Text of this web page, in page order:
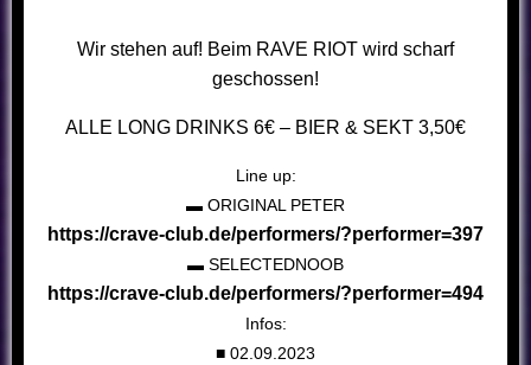
Wir stehen auf! Beim RAVE RIOT wird scharf
geschossen!
ALLE LONG DRINKS 6€ – BIER & SEKT 3,50€
Line up:
▬ ORIGINAL PETER
https://crave-club.de/performers/?performer=397
▬ SELECTEDNOOB
https://crave-club.de/performers/?performer=494
Infos:
■ 02.09.2023